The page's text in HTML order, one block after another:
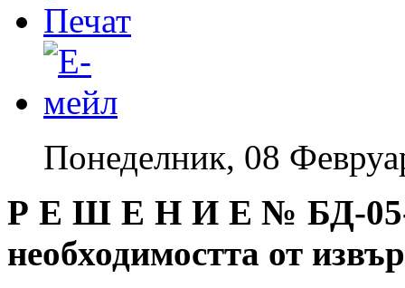
Понеделник, 08
Р Е Ш Е Н И Е № БД-
необходимостта от